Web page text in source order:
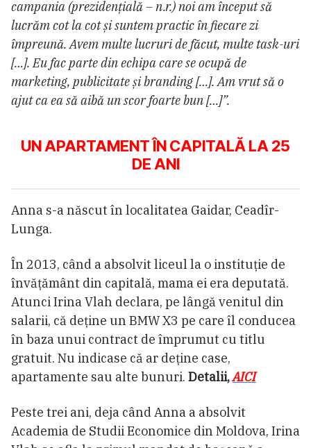
campania (prezidențială – n.r.) noi am început să
lucrăm cot la cot și suntem practic în fiecare zi
împreună. Avem multe lucruri de făcut, multe task-uri
[…]. Eu fac parte din echipa care se ocupă de
marketing, publicitate și branding […]. Am vrut să o
ajut ca ea să aibă un scor foarte bun […]”.
UN APARTAMENT ÎN CAPITALĂ LA 25
DE ANI
Anna s-a născut în localitatea Gaidar, Ceadîr-
Lunga.
În 2013, când a absolvit liceul la o instituție de
învățământ din capitală, mama ei era deputată.
Atunci Irina Vlah declara, pe lângă venitul din
salarii, că deține un BMW X3 pe care îl conducea
în baza unui contract de împrumut cu titlu
gratuit. Nu indicase că ar deține case,
apartamente sau alte bunuri. Detalii,AICI
Peste trei ani, deja când Anna a absolvit
Academia de Studii Economice din Moldova, Irina